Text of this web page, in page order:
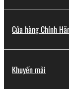
Cửa hàng Chính
Khuyến mãi